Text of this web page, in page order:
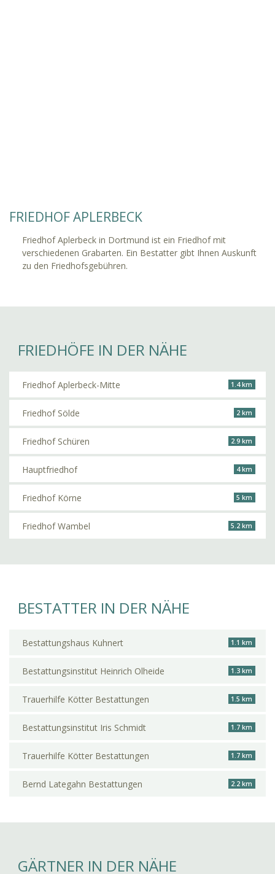
FRIEDHOF APLERBECK
Friedhof Aplerbeck in Dortmund ist ein Friedhof mit
verschiedenen Grabarten. Ein Bestatter gibt Ihnen Auskunft
zu den Friedhofsgebühren.
FRIEDHÖFE IN DER NÄHE
Friedhof Aplerbeck-Mitte 1.4 km
Friedhof Sölde 2 km
Friedhof Schüren 2.9 km
Hauptfriedhof 4 km
Friedhof Körne 5 km
Friedhof Wambel 5.2 km
BESTATTER IN DER NÄHE
Bestattungshaus Kuhnert 1.1 km
Bestattungsinstitut Heinrich Olheide 1.3 km
Trauerhilfe Kötter Bestattungen 1.5 km
Bestattungsinstitut Iris Schmidt 1.7 km
Trauerhilfe Kötter Bestattungen 1.7 km
Bernd Lategahn Bestattungen 2.2 km
GÄRTNER IN DER NÄHE